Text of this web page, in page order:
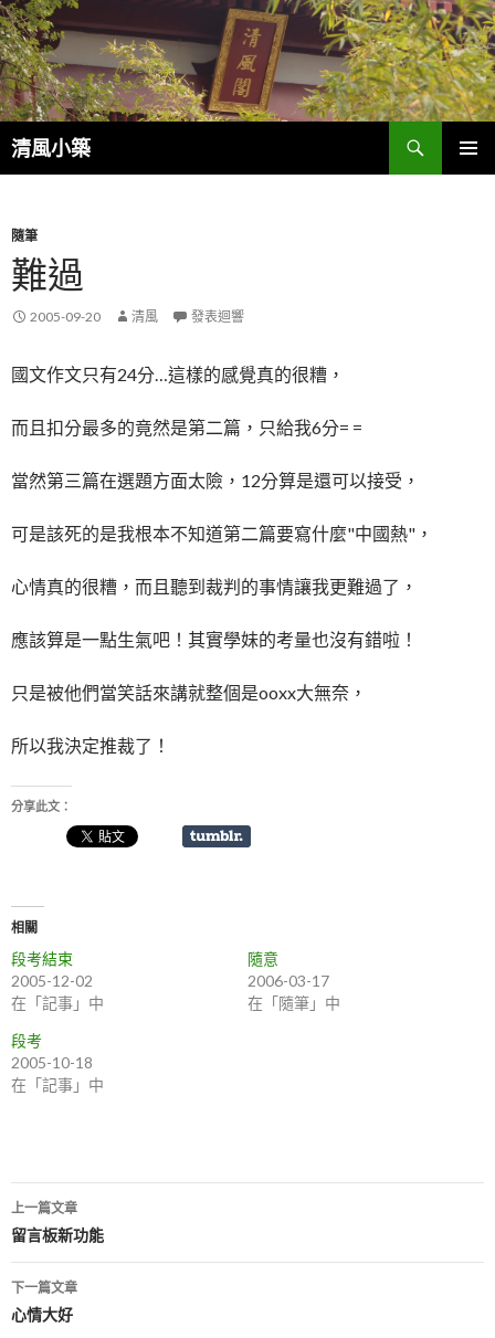
清風小築
搜
尋
容
隨筆
難過
2005-09-20 清風 發表迴響
國文作文只有24分…這樣的感覺真的很糟，
而且扣分最多的竟然是第二篇，只給我6分= =
當然第三篇在選題方面太險，12分算是還可以接受，
可是該死的是我根本不知道第二篇要寫什麼"中國熱"，
心情真的很糟，而且聽到裁判的事情讓我更難過了，
應該算是一點生氣吧！其實學妹的考量也沒有錯啦！
只是被他們當笑話來講就整個是ooxx大無奈，
所以我決定推裁了！
分享此文：
相關
段考結束
2005-12-02
在「記事」中
隨意
2006-03-17
在「隨筆」中
段考
2005-10-18
在「記事」中
文
章
導
上一篇文章
留言板新功能
下一篇文章
心情大好